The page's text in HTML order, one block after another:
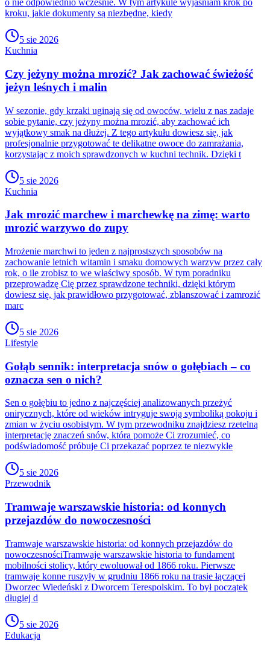
o nie odpowiednio wcześnie. W tym artykule wyjaśniam krok po
kroku, jakie dokumenty są niezbędne, kiedy
5 sie 2026
Kuchnia
Czy jeżyny można mrozić? Jak zachować świeżość
jeżyn leśnych i malin
W sezonie, gdy krzaki uginają się od owoców, wielu z nas zadaje
sobie pytanie, czy jeżyny można mrozić, aby zachować ich
wyjątkowy smak na dłużej. Z tego artykułu dowiesz się, jak
profesjonalnie przygotować te delikatne owoce do zamrażania,
korzystając z moich sprawdzonych w kuchni technik. Dzięki t
5 sie 2026
Kuchnia
Jak mrozić marchew i marchewkę na zimę: warto
mrozić warzywo do zupy
Mrożenie marchwi to jeden z najprostszych sposobów na
zachowanie letnich witamin i smaku domowych warzyw przez cały
rok, o ile zrobisz to we właściwy sposób. W tym poradniku
przeprowadzę Cię przez sprawdzone techniki, dzięki którym
dowiesz się, jak prawidłowo przygotować, zblanszować i zamrozić
marc
5 sie 2026
Lifestyle
Gołąb sennik: interpretacja snów o gołębiach – co
oznacza sen o nich?
Sen o gołębiu to jedno z najczęściej analizowanych przeżyć
onirycznych, które od wieków intryguje swoją symboliką pokoju i
zmian w życiu osobistym. W tym przewodniku znajdziesz rzetelną
interpretację znaczeń snów, która pomoże Ci zrozumieć, co
podświadomość próbuje Ci przekazać poprzez te niezwykłe
5 sie 2026
Przewodnik
Tramwaje warszawskie historia: od konnych
przejazdów do nowoczesności
Tramwaje warszawskie historia: od konnych przejazdów do
nowoczesnościTramwaje warszawskie historia to fundament
mobilności stolicy, który ewoluował od 1866 roku. Pierwsze
tramwaje konne ruszyły w grudniu 1866 roku na trasie łączącej
Dworzec Wiedeński z Dworcem Terespolskim. To był początek
długiej d
5 sie 2026
Edukacja